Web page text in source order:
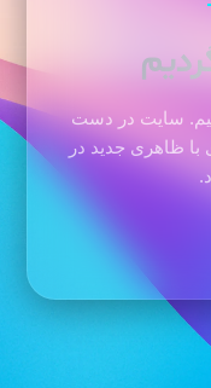
سایت در دست
ظاهری جدید در